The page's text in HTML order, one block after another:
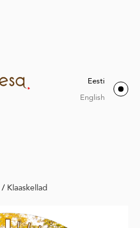
Eesti
English
/ Klaaskellad